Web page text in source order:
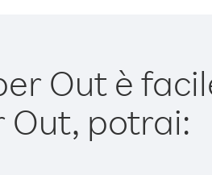
Out è
Out, potrai: